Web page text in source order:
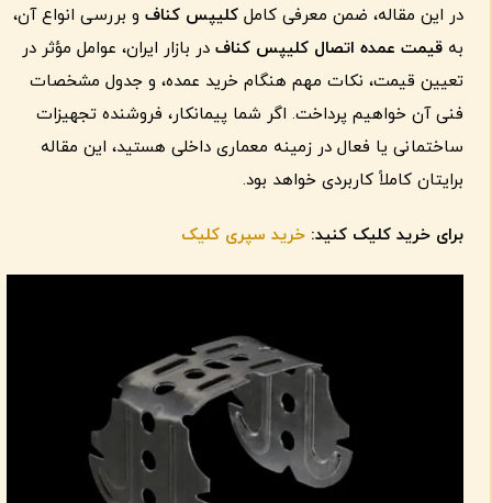
در این مقاله، ضمن معرفی کامل کلیپس کناف و بررسی انواع آن،
به قیمت عمده اتصال کلیپس کناف در بازار ایران، عوامل مؤثر در
تعیین قیمت، نکات مهم هنگام خرید عمده، و جدول مشخصات
فنی آن خواهیم پرداخت. اگر شما پیمانکار، فروشنده تجهیزات
ساختمانی یا فعال در زمینه معماری داخلی هستید، این مقاله
برایتان کاملاً کاربردی خواهد بود.
برای خرید کلیک کنید: خرید سپری کلیک